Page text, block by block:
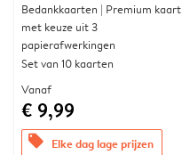
Bedankkaarten | Premium kaart
met keuze uit 3
papierafwerkingen
Set van 10 kaarten
Vanaf
€ 9,99
offers Elke dag lage prijzen